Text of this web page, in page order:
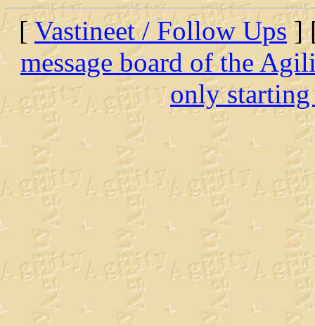
[Vastineet / Follow Ups ]
message board of the
only starting